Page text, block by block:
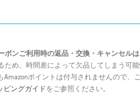
ンご利用時の返品・交換・キャンセルは
ため、時間差によって欠品してしまう可能
Amazonポイントは付与されませんので、
ピングガイドをご参照ください。